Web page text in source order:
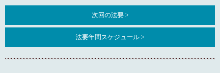
次回の法要 >
法要年間スケジュール >